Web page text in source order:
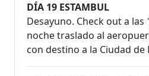
DÍA 19 ESTAMBUL
Desayuno. Check out a las
noche traslado al
con destino a la Ciudad de